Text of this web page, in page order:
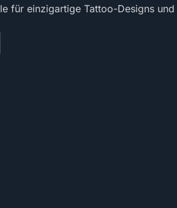
für einzigartige Tattoo-Designs und